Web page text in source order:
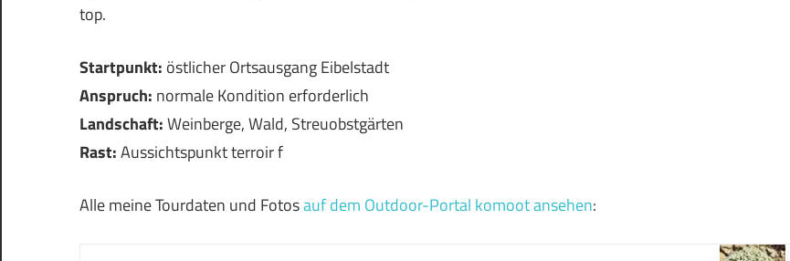
top.
Startpunkt: östlicher Ortsausgang Eibelstadt
Anspruch: normale Kondition erforderlich
Landschaft:Weinberge, Wald, Streuobstgärten
Rast:Aussichtspunkt terroir f
Alle meine Tourdaten und Fotosauf dem Outdoor-Portal komoot ansehen: